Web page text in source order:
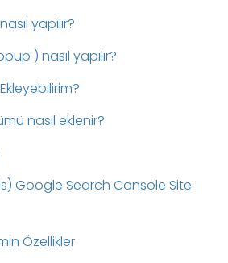
yapılır?
) nasıl yapılır?
nasıl eklenir?
Google Search Console Site
Özellikler